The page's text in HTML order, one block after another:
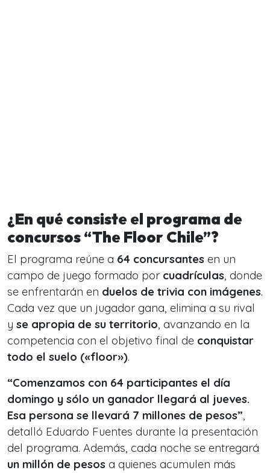
¿En qué consiste el programa de
concursos “The Floor Chile”?
El programa reúne a 64 concursantes en un
campo de juego formado por cuadrículas, donde
se enfrentarán en duelos de trivia con imágenes.
Cada vez que un jugador gana, elimina a su rival
y se apropia de su territorio, avanzando en la
competencia con el objetivo final de conquistar
todo el suelo («floor»).
“Comenzamos con 64 participantes el día
domingo y sólo un ganador llegará al jueves.
Esa persona se llevará 7 millones de pesos”,
detalló Eduardo Fuentes durante la presentación
del programa. Además, cada noche se entregará
un millón de pesos a quienes acumulen más